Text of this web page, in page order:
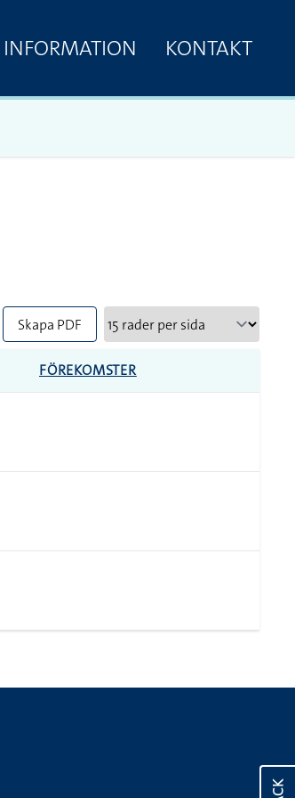
INFORMATION KONTAKT
Skapa PDF
FÖREKOMSTER